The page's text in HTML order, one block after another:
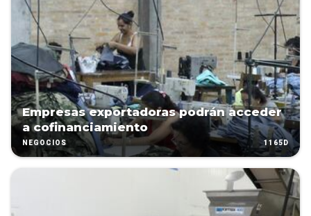
Empresas exportadoras podrán acceder
a cofinanciamiento
NEGOCIOS 1165D